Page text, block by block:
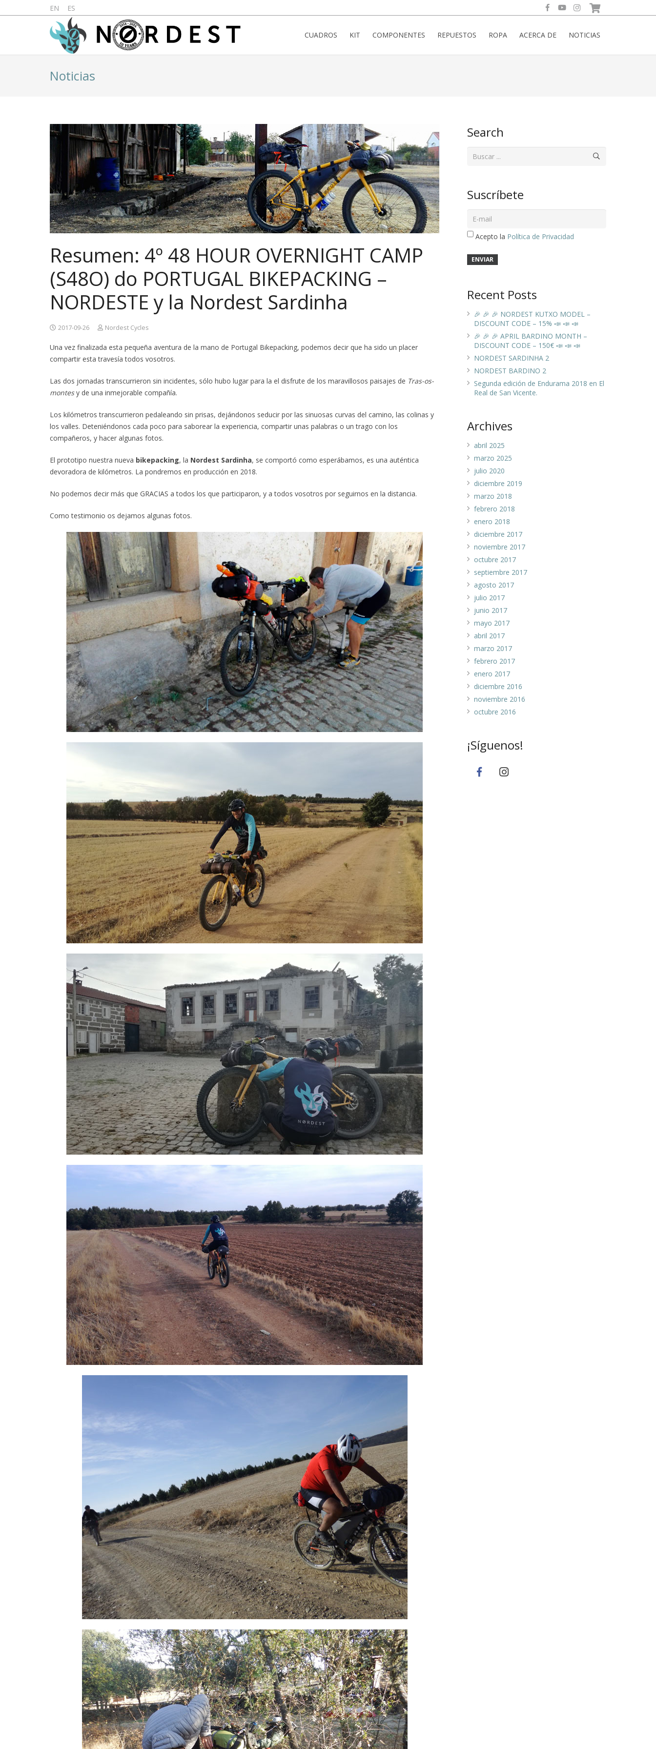
EN ES
CUADROS KIT COMPONENTES REPUESTOS ROPA ACERCA DE NOTICIAS
Noticias
Resumen: 4º 48 HOUR OVERNIGHT CAMP
(S48O) do PORTUGAL BIKEPACKING –
NORDESTE y la Nordest Sardinha
2017-09-26 Nordest Cycles
Una vez finalizada esta pequeña aventura de la mano de Portugal Bikepacking, podemos decir que ha sido un placer
compartir esta travesía todos vosotros.
Las dos jornadas transcurrieron sin incidentes, sólo hubo lugar para la el disfrute de los maravillosos paisajes de Tras-os-
montesy de una inmejorable compañía.
Los kilómetros transcurrieron pedaleando sin prisas, dejándonos seducir por las sinuosas curvas del camino, las colinas y
los valles. Deteniéndonos cada poco para saborear la experiencia, compartir unas palabras o un trago con los
compañeros, y hacer algunas fotos.
El prototipo nuestra nueva bikepacking, la Nordest Sardinha, se comportó como esperábamos, es una auténtica
devoradora de kilómetros. La pondremos en producción en 2018.
No podemos decir más que GRACIAS a todos los que participaron, y a todos vosotros por seguirnos en la distancia.
Como testimonio os dejamos algunas fotos.
Search
Suscríbete
Acepto la Política de Privacidad
Recent Posts
🎉 🎉 🎉 NORDEST KUTXO MODEL –
DISCOUNT CODE – 15% 📣 📣 📣
🎉 🎉 🎉 APRIL BARDINO MONTH –
DISCOUNT CODE – 150€ 📣 📣 📣
NORDEST SARDINHA 2
NORDEST BARDINO 2
Segunda edición de Endurama 2018 en El
Real de San Vicente.
Archives
abril 2025
marzo 2025
julio 2020
diciembre 2019
marzo 2018
febrero 2018
enero 2018
diciembre 2017
noviembre 2017
octubre 2017
septiembre 2017
agosto 2017
julio 2017
junio 2017
mayo 2017
abril 2017
marzo 2017
febrero 2017
enero 2017
diciembre 2016
noviembre 2016
octubre 2016
¡Síguenos!